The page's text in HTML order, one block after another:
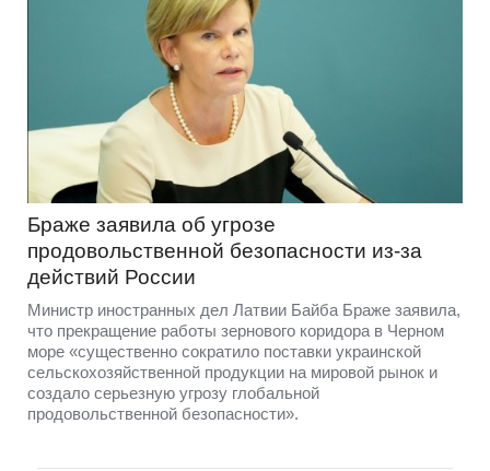
Браже заявила об угрозе
продовольственной безопасности из-за
действий России
Министр иностранных дел Латвии Байба Браже заявила,
что прекращение работы зернового коридора в Черном
море «существенно сократило поставки украинской
сельскохозяйственной продукции на мировой рынок и
создало серьезную угрозу глобальной
продовольственной безопасности».